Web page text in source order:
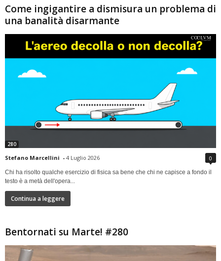
Come ingigantire a dismisura un problema di
una banalità disarmante
280
Stefano Marcellini - 4 Luglio 2026 0
Chi ha risolto qualche esercizio di fisica sa bene che chi ne capisce a fondo il
testo è a metà dell'opera...
Continua a leggere
Bentornati su Marte! #280